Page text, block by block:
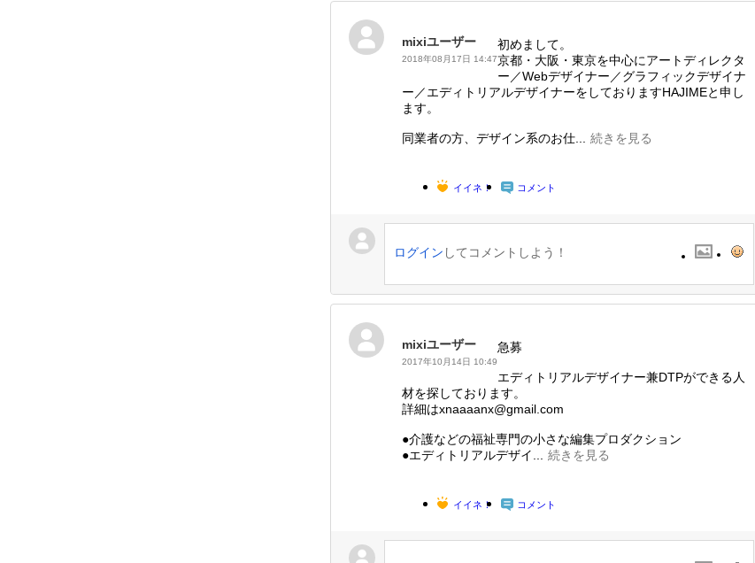
mixiユーザー
2018年08月17日 14:47
初めまして。
京都・大阪・東京を中心にアートディレクタ
ー／Webデザイナー／グラフィックデザイナ
ー／エディトリアルデザイナーをしておりますHAJIMEと申し
ます。
同業者の方、デザイン系のお仕... 続きを見る
イイネ！ コメント
ログイン してコメントしよう！
mixiユーザー
2017年10月14日 10:49
急募
エディトリアルデザイナー兼DTPができる人
材を探しております。
詳細はxnaaaanx@gmail.com
●介護などの福祉専門の小さな編集プロダクション
●エディトリアルデザイ...
続きを見る
イイネ！ コメント